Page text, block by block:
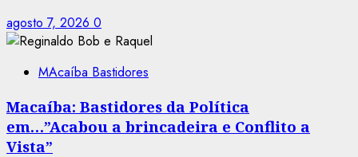
agosto 7, 2026 0
MAcaíba Bastidores
Macaíba: Bastidores da Política
em…”Acabou a brincadeira e Conflito a
Vista”